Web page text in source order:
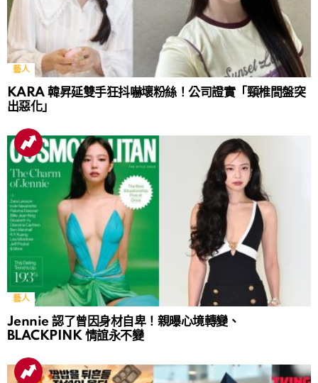
藝人
KARA 韓昇延雙手狂抖嚇壞粉絲！公司證實「頸椎間盤突
出惡化」
藝人
Jennie 認了曾因身材自卑！親曝心境轉變、
BLACKPINK 情誼永不變